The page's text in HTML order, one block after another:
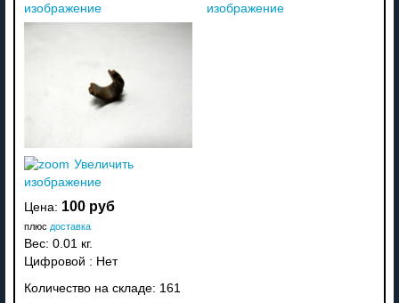
изображение
изображение
Увеличить
изображение
Цена: 100 руб
плюс доставка
Вес: 0.01 кг.
Цифровой : Нет
Количество на складе: 161